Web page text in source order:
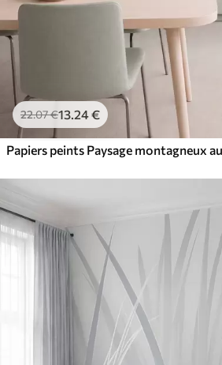
22.07€13.24€